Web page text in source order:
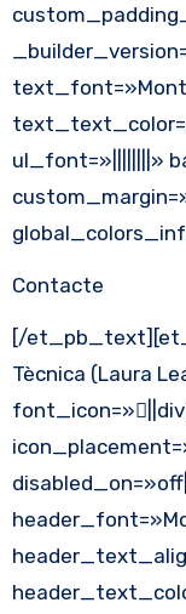
ul_font=»||||||||»
Contacte
[/
Tècnica (Laura